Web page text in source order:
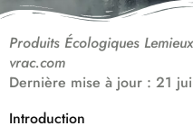
Produits Écologiques
vrac.com
Dernière mise à jour : 21
Introduction